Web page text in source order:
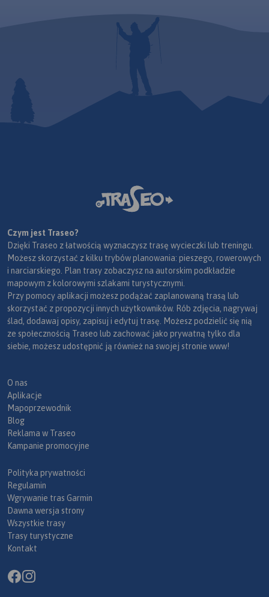
Czym jest Traseo?
Dzięki Traseo z łatwością wyznaczysz trasę wycieczki lub treningu.
Możesz skorzystać z kilku trybów planowania: pieszego, rowerowych
i narciarskiego. Plan trasy zobaczysz na autorskim podkładzie
mapowym z kolorowymi szlakami turystycznymi.
Przy pomocy aplikacji możesz podążać zaplanowaną trasą lub
skorzystać z propozycji innych użytkowników. Rób zdjęcia, nagrywaj
ślad, dodawaj opisy, zapisuj i edytuj trasę. Możesz podzielić się nią
ze społecznością Traseo lub zachować jako prywatną tylko dla
siebie, możesz udostępnić ją również na swojej stronie www!
O nas
Aplikacje
Mapoprzewodnik
Blog
Reklama w Traseo
Kampanie promocyjne
Polityka prywatności
Regulamin
Wgrywanie tras Garmin
Dawna wersja strony
Wszystkie trasy
Trasy turystyczne
Kontakt